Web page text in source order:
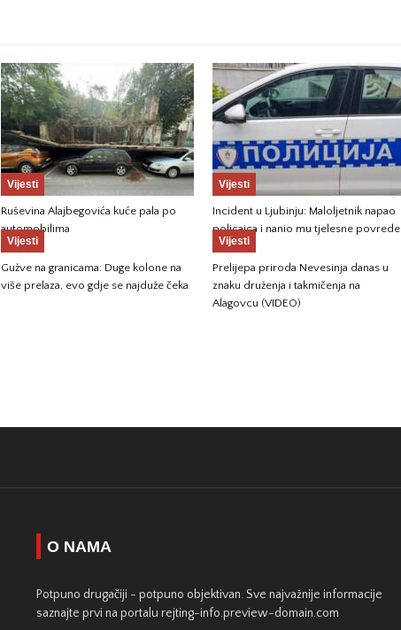
Vijesti
Ruševina Alajbegovića kuće pala po
automobilima
Vijesti
Incident u Ljubinju: Maloljetnik napao
policajca i nanio mu tjelesne povrede
Vijesti
Gužve na granicama: Duge kolone na
više prelaza, evo gdje se najduže čeka
Vijesti
Prelijepa priroda Nevesinja danas u
znaku druženja i takmičenja na
Alagovcu (VIDEO)
O NAMA
Potpuno drugačiji - potpuno objektivan. Sve najvažnije informacije
saznajte prvi na portalu rejting-info.preview-domain.com